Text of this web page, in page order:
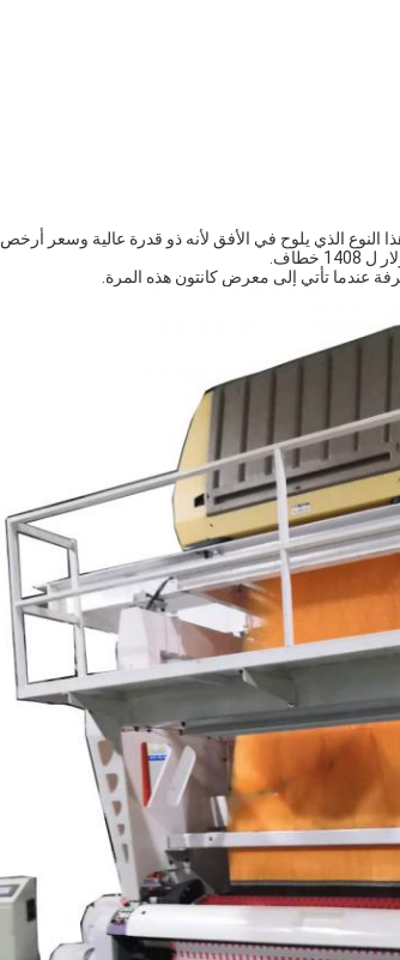
الذي يلوح في الأفق لأنه ذو قدرة عالية وسعر أرخص.
عندما تأتي إلى معرض كانتون هذه المرة.